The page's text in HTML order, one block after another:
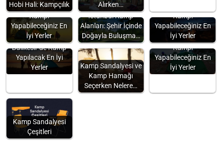
Hobi Hali: Kampçılık
Alırken…
Antalya'da Çadır
Kampı
Yapabileceğiniz En
İyi Yerler
İstanbul Kamp
Alanları: Şehir İçinde
Doğayla Buluşma…
Kampı
Yapabileceğiniz En
İyi Yerler
Çadırdan Karavana:
Balıkesir’de Kamp
Yapılacak En İyi
Yerler
Kamp Sandalyesi ve
Kamp Hamağı
Seçerken Nelere…
Muğla’da Çadır
Kampı
Yapabileceğiniz En
İyi Yerler
Kamp Sandalyesi
Çeşitleri